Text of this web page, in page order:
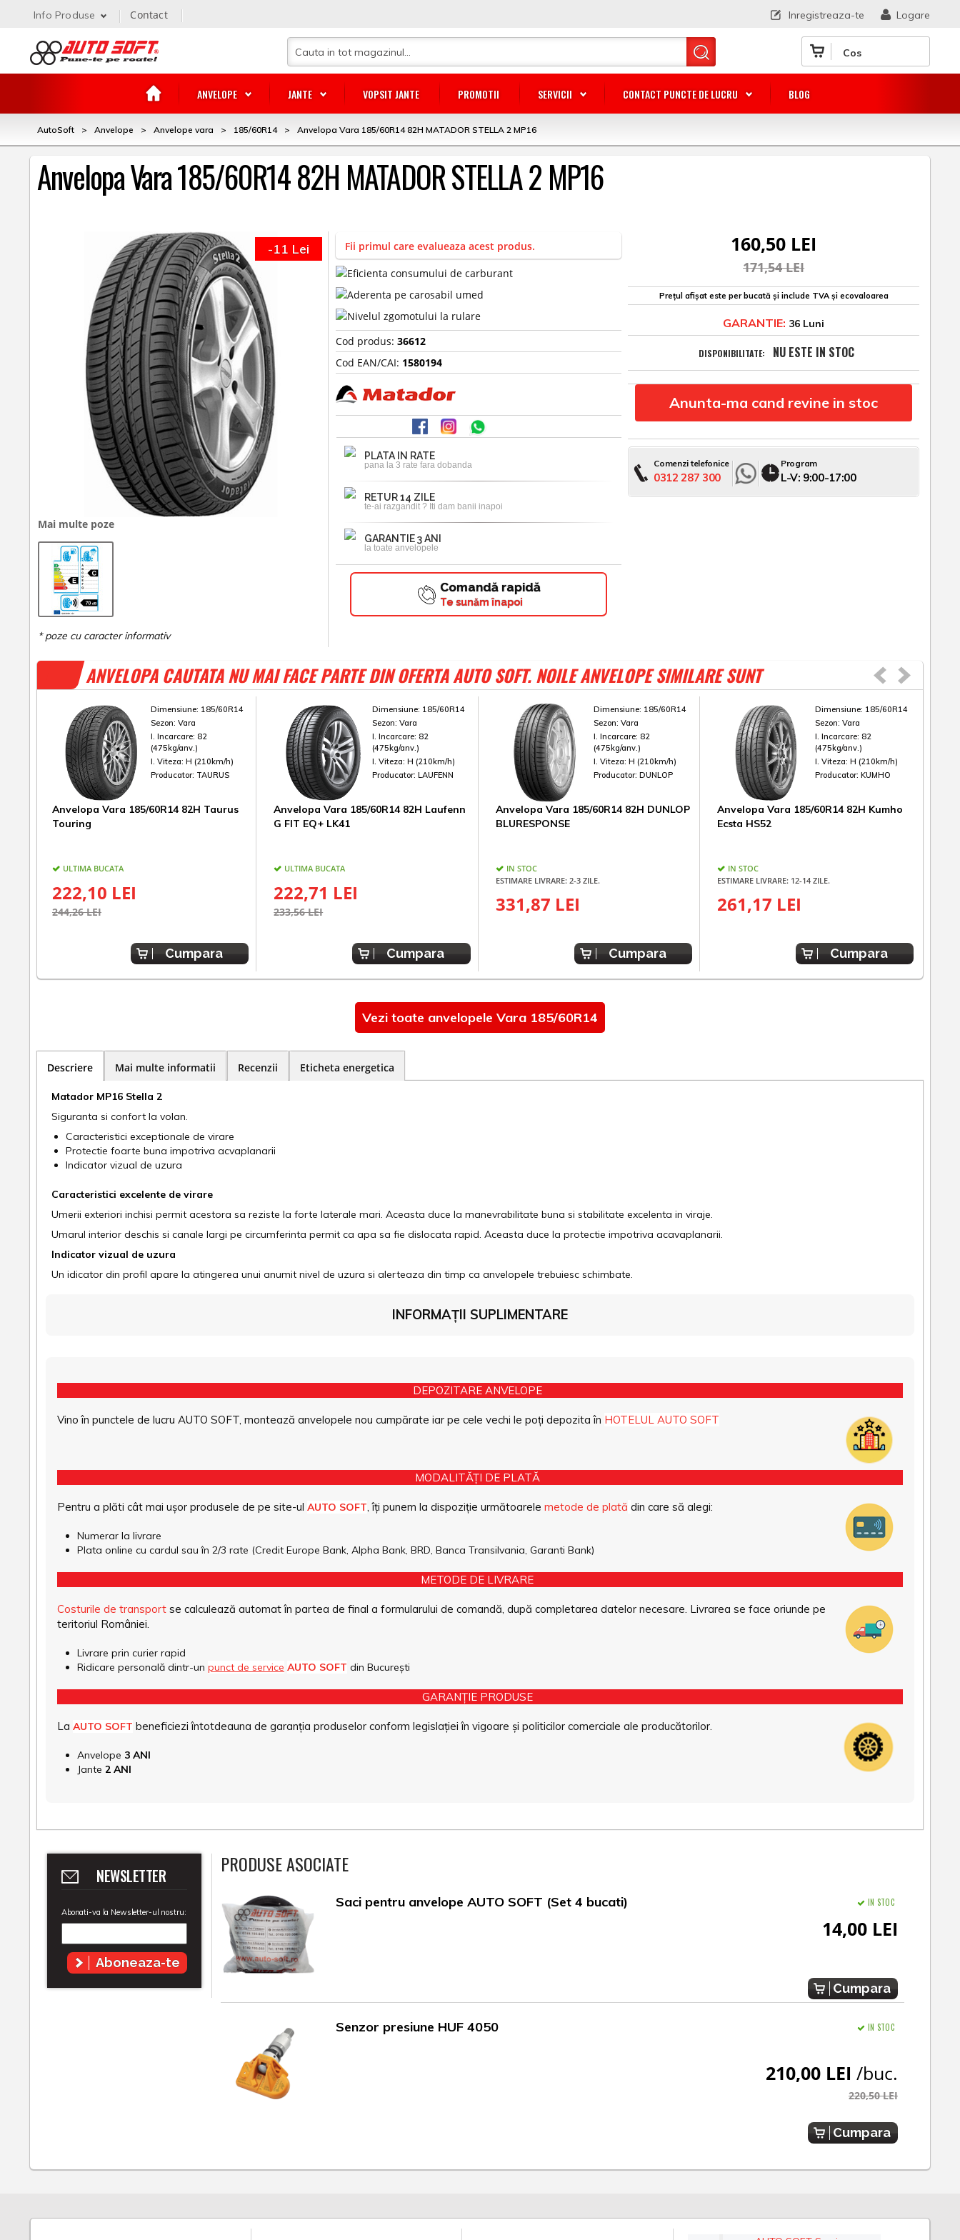
Cos
ANVELOPE JANTE VOPSIT JANTE PROMOTII SERVICII CONTACT PUNCTE DE LUCRU BLOG
Logare
Inregistreaza-te
Info Produse Contact
AutoSoft > Anvelope > Anvelope vara > 185/60R14 > Anvelopa Vara 185/60R14 82H MATADOR STELLA 2 MP16
Anvelopa Vara 185/60R14 82H MATADOR STELLA 2 MP16
Mai multe poze
-11 Lei Fii primul care evalueaza acest produs.
Cod produs:36612
Cod EAN/CAI: 1580194
PLATA IN RATE
pana la 3 rate fara dobanda
RETUR 14 ZILE
te-ai razgandit ? Iti dam banii inapoi
GARANTIE 3 ANI
la toate anvelopele
Comandă rapidă
Te sunăm înapoi
160,50 LEI
171,54 LEI
Prețul afișat este per bucată și include TVA și ecovaloarea
GARANTIE: 36 Luni
DISPONIBILITATE: NU ESTE IN STOC
Anunta-ma cand revine in stoc
Comenzi telefonice
0312 287 300
Program
L-V: 9:00-17:00
ANVELOPA CAUTATA NU MAI FACE PARTE DIN OFERTA AUTO SOFT. NOILE ANVELOPE SIMILARE SUNT
Dimensiune: 185/60R14
Sezon: Vara
I. Incarcare: 82
(475kg/anv.)
I. Viteza: H (210km/h)
Producator: TAURUS
Anvelopa Vara 185/60R14 82H Taurus
Touring
ULTIMA BUCATA
222,10 LEI
244,26 LEI
Cumpara
Dimensiune: 185/60R14
Sezon: Vara
I. Incarcare: 82
(475kg/anv.)
I. Viteza: H (210km/h)
Producator: LAUFENN
Anvelopa Vara 185/60R14 82H Laufenn
G FIT EQ+ LK41
ULTIMA BUCATA
222,71 LEI
233,56 LEI
Cumpara
Dimensiune: 185/60R14
Sezon:Vara
I. Incarcare: 82
(475kg/anv.)
I. Viteza:H (210km/h)
Producator:DUNLOP
Anvelopa Vara 185/60R14 82H DUNLOP
BLURESPONSE
IN STOC
ESTIMARE LIVRARE: 2-3 ZILE.
331,87 LEI
Cumpara
Dimensiune: 185/60R14
Sezon:Vara
I. Incarcare: 82
(475kg/anv.)
I. Viteza:H (210km/h)
Producator:KUMHO
Anvelopa Vara 185/60R14 82H Kumho
Ecsta HS52
IN STOC
ESTIMARE LIVRARE: 12-14 ZILE.
261,17 LEI
Cumpara
Vezi toate anvelopele Vara 185/60R14
Descriere Mai multe informatii Recenzii Eticheta energetica
Matador MP16 Stella 2
Siguranta si confort la volan.
Caracteristici exceptionale de virare
Protectie foarte buna impotriva acvaplanarii
Indicator vizual de uzura
Caracteristici excelente de virare
Umerii exteriori inchisi permit acestora sa reziste la forte laterale mari. Aceasta duce la manevrabilitate buna si stabilitate excelenta in viraje.
Umarul interior deschis si canale largi pe circumferinta permit ca apa sa fie dislocata rapid. Aceasta duce la protectie impotriva acavaplanarii.
Indicator vizual de uzura
Un idicator din profil apare la atingerea unui anumit nivel de uzura si alerteaza din timp ca anvelopele trebuiesc schimbate.
INFORMAȚII SUPLIMENTARE
DEPOZITARE ANVELOPE
Vino în punctele de lucru AUTO SOFT, montează anvelopele nou cumpărate iar pe cele vechi le poți depozita în HOTELUL AUTO SOFT
MODALITĂȚI DE PLATĂ
Pentru a plăti cât mai ușor produsele de pe site-ul AUTO SOFT, îți punem la dispoziție următoarele metode de plată din care să alegi:
Numerar la livrare
Plata online cu cardul sau în 2/3 rate (Credit Europe Bank, Alpha Bank, BRD, Banca Transilvania, Garanti Bank)
METODE DE LIVRARE
Costurile de transport se calculează automat în partea de final a formularului de comandă, după completarea datelor necesare. Livrarea se face oriunde pe
teritoriul României.
Livrare prin curier rapid
Ridicare personală dintr-un punct de service AUTO SOFT din București
GARANȚIE PRODUSE
La AUTO SOFT beneficiezi întotdeauna de garanția produselor conform legislației în vigoare și politicilor comerciale ale producătorilor.
Anvelope 3 ANI
Jante 2 ANI
NEWSLETTER
Abonati-va la Newsletter-ul nostru:
Aboneaza-te
PRODUSE ASOCIATE
Saci pentru anvelope AUTO SOFT (Set 4 bucati) IN STOC
14,00 LEI
Cumpara
Senzor presiune HUF 4050 IN STOC
210,00 LEI /buc.
220,50 LEI
Cumpara